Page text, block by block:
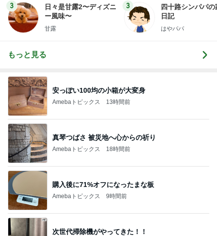
3
日々是甘露2〜ディズニ
ー風味〜
甘露
3
四十路シンパパの
日記
はやパパ
もっと見る
安っぽい100均の小箱が大変身
Amebaトピックス 13時間前
真琴つばさ 被災地へ心からの祈り
Amebaトピックス 18時間前
購入後に71%オフになったまな板
Amebaトピックス 9時間前
次世代掃除機がやってきた！！